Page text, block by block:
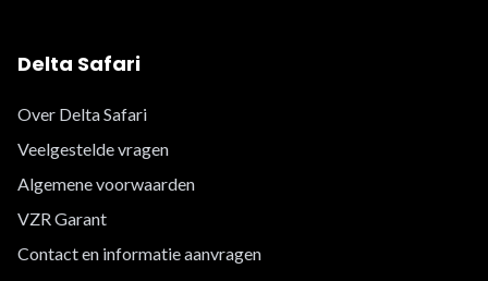
Delta Safari
Over Delta Safari
Veelgestelde vragen
Algemene voorwaarden
VZR Garant
Contact en informatie aanvragen